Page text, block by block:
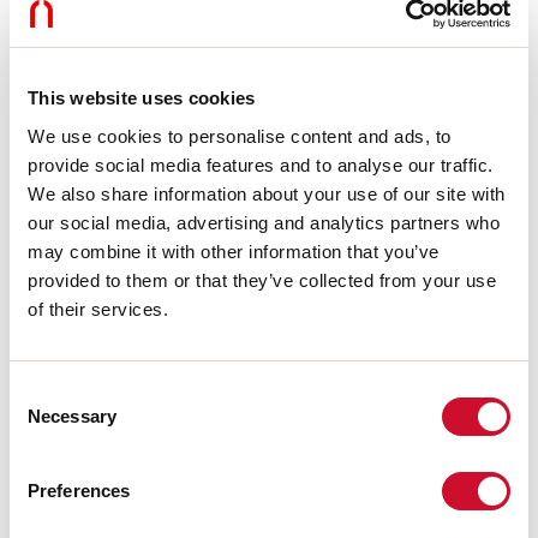
This website uses cookies
We use cookies to personalise content and ads, to
provide social media features and to analyse our traffic.
We also share information about your use of our site with
our social media, advertising and analytics partners who
may combine it with other information that you’ve
provided to them or that they’ve collected from your use
of their services.
Selection
Necessary
Preferences
Dimmung:
Notfall:
Gewicht:
0.47kg
Technische Daten
Eingangsleistung der Leuchte:
30W
Lichtstrom der Leuchte:
2285lm
20
Nr. der Treiber pro Produkt:
SELV:
Sì
Lichtquelle: